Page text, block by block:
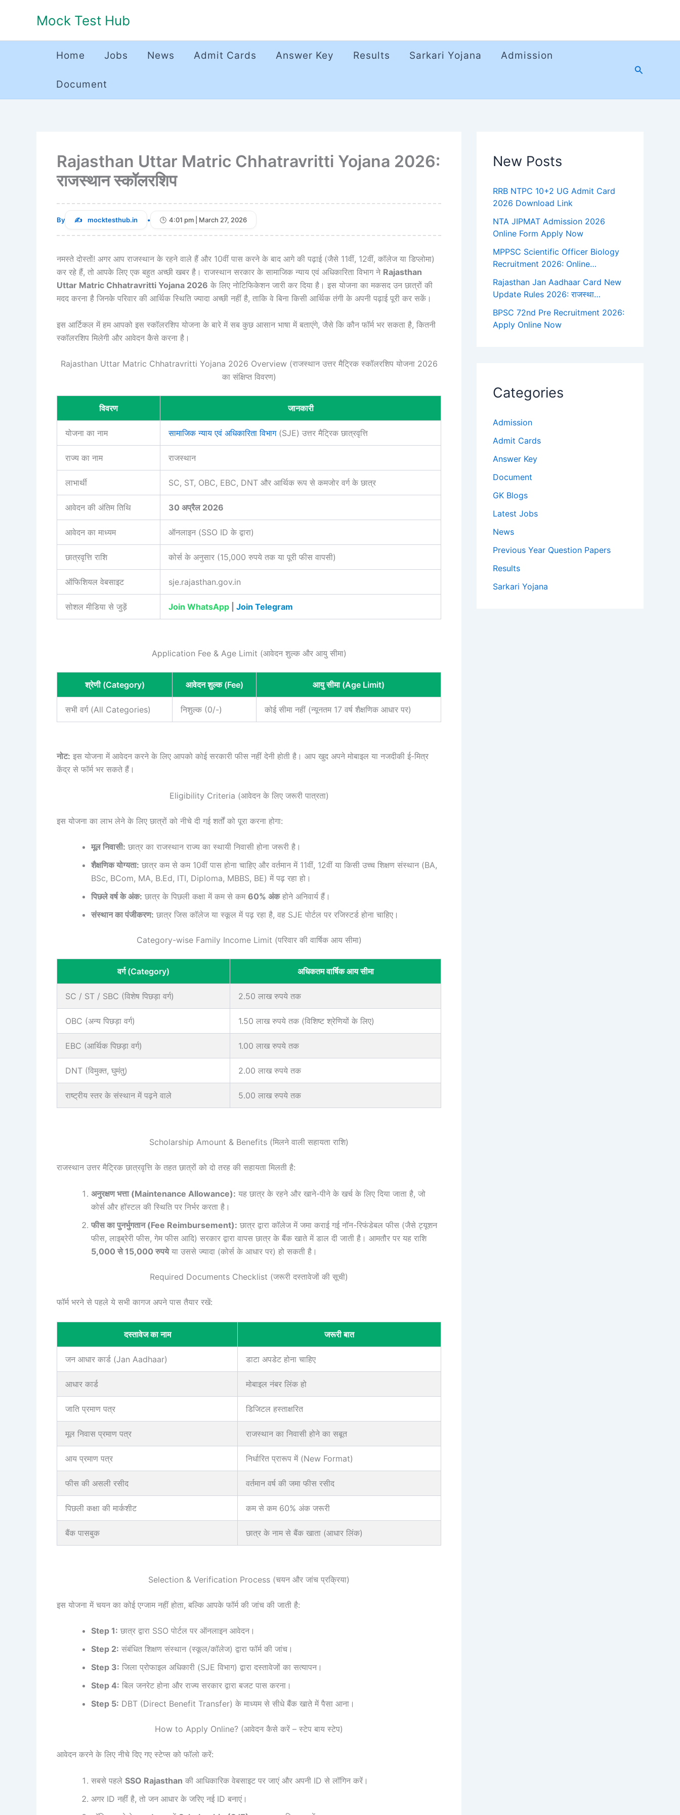
Mock Test Hub
Home Jobs News Admit Cards Answer Key Results Sarkari Yojana Admission
Document
Search
Rajasthan Uttar Matric Chhatravritti Yojana 2026:
राजस्थान स्कॉलरशिप
By mocktesthub.in • 4:01 pm | March 27, 2026
नमस्ते दोस्तों! अगर आप राजस्थान के रहने वाले हैं और 10वीं पास करने के बाद आगे की पढ़ाई (जैसे 11वीं, 12वीं, कॉलेज या डिप्लोमा)
कर रहे हैं, तो आपके लिए एक बहुत अच्छी खबर है। राजस्थान सरकार के सामाजिक न्याय एवं अधिकारिता विभाग ने Rajasthan
Uttar Matric Chhatravritti Yojana 2026 के लिए नोटिफिकेशन जारी कर दिया है। इस योजना का मकसद उन छात्रों की
मदद करना है जिनके परिवार की आर्थिक स्थिति ज्यादा अच्छी नहीं है, ताकि वे बिना किसी आर्थिक तंगी के अपनी पढ़ाई पूरी कर सकें।
इस आर्टिकल में हम आपको इस स्कॉलरशिप योजना के बारे में सब कुछ आसान भाषा में बताएंगे, जैसे कि कौन फॉर्म भर सकता है, कितनी
स्कॉलरशिप मिलेगी और आवेदन कैसे करना है।
Rajasthan Uttar Matric Chhatravritti Yojana 2026 Overview (राजस्थान उत्तर मैट्रिक स्कॉलरशिप योजना 2026
का संक्षिप्त विवरण)
विवरण जानकारी
योजना का नाम सामाजिक न्याय एवं अधिकारिता विभाग(SJE) उत्तर मैट्रिक छात्रवृत्ति
राज्य का नाम राजस्थान
लाभार्थी SC, ST, OBC, EBC, DNT और आर्थिक रूप से कमजोर वर्ग के छात्र
आवेदन की अंतिम तिथि 30 अप्रैल 2026
आवेदन का माध्यम ऑनलाइन (SSO ID के द्वारा)
छात्रवृत्ति राशि कोर्स के अनुसार (15,000 रुपये तक या पूरी फीस वापसी)
ऑफिशियल वेबसाइट sje.rajasthan.gov.in
सोशल मीडिया से जुड़ें Join WhatsApp Join Telegram
Application Fee & Age Limit (आवेदन शुल्क और आयु सीमा)
श्रेणी (Category) आवेदन शुल्क (Fee) आयु सीमा (Age Limit)
सभी वर्ग (All Categories) निशुल्क (0/-) कोई सीमा नहीं (न्यूनतम 17 वर्ष शैक्षणिक आधार पर)
नोट: इस योजना में आवेदन करने के लिए आपको कोई सरकारी फीस नहीं देनी होती है। आप खुद अपने मोबाइल या नजदीकी ई-मित्र
केंद्र से फॉर्म भर सकते हैं।
Eligibility Criteria (आवेदन के लिए जरूरी पात्रता)
इस योजना का लाभ लेने के लिए छात्रों को नीचे दी गई शर्तों को पूरा करना होगा:
मूल निवासी: छात्र का राजस्थान राज्य का स्थायी निवासी होना जरूरी है।
शैक्षणिक योग्यता: छात्र कम से कम 10वीं पास होना चाहिए और वर्तमान में 11वीं, 12वीं या किसी उच्च शिक्षण संस्थान (BA,
BSc, BCom, MA, B.Ed, ITI, Diploma, MBBS, BE) में पढ़ रहा हो।
पिछले वर्ष के अंक: छात्र के पिछली कक्षा में कम से कम 60% अंकहोने अनिवार्य हैं।
संस्थान का पंजीकरण: छात्र जिस कॉलेज या स्कूल में पढ़ रहा है, वह SJE पोर्टल पर रजिस्टर्ड होना चाहिए।
Category-wise Family Income Limit (परिवार की वार्षिक आय सीमा)
वर्ग (Category) अधिकतम वार्षिक आय सीमा
SC / ST / SBC (विशेष पिछड़ा वर्ग) 2.50 लाख रुपये तक
OBC (अन्य पिछड़ा वर्ग) 1.50 लाख रुपये तक (विशिष्ट श्रेणियों के लिए)
EBC (आर्थिक पिछड़ा वर्ग) 1.00 लाख रुपये तक
DNT (विमुक्त, घुमंतु) 2.00 लाख रुपये तक
राष्ट्रीय स्तर के संस्थान में पढ़ने वाले 5.00 लाख रुपये तक
Scholarship Amount & Benefits (मिलने वाली सहायता राशि)
राजस्थान उत्तर मैट्रिक छात्रवृत्ति के तहत छात्रों को दो तरह की सहायता मिलती है:
अनुरक्षण भत्ता (Maintenance Allowance): यह छात्र के रहने और खाने-पीने के खर्च के लिए दिया जाता है, जो
कोर्स और हॉस्टल की स्थिति पर निर्भर करता है।
फीस का पुनर्भुगतान (Fee Reimbursement): छात्र द्वारा कॉलेज में जमा कराई गई नॉन-रिफंडेबल फीस (जैसे ट्यूशन
फीस, लाइब्रेरी फीस, गेम फीस आदि) सरकार द्वारा वापस छात्र के बैंक खाते में डाल दी जाती है। आमतौर पर यह राशि
5,000 से 15,000 रुपयेया उससे ज्यादा (कोर्स के आधार पर) हो सकती है।
Required Documents Checklist (जरूरी दस्तावेजों की सूची)
फॉर्म भरने से पहले ये सभी कागज अपने पास तैयार रखें:
दस्तावेज का नाम जरूरी बात
जन आधार कार्ड (Jan Aadhaar) डाटा अपडेट होना चाहिए
आधार कार्ड मोबाइल नंबर लिंक हो
जाति प्रमाण पत्र डिजिटल हस्ताक्षरित
मूल निवास प्रमाण पत्र राजस्थान का निवासी होने का सबूत
आय प्रमाण पत्र निर्धारित प्रारूप में (New Format)
फीस की असली रसीद वर्तमान वर्ष की जमा फीस रसीद
पिछली कक्षा की मार्कशीट कम से कम 60% अंक जरूरी
बैंक पासबुक छात्र के नाम से बैंक खाता (आधार लिंक)
Selection & Verification Process (चयन और जांच प्रक्रिया)
इस योजना में चयन का कोई एग्जाम नहीं होता, बल्कि आपके फॉर्म की जांच की जाती है:
Step 1: छात्र द्वारा SSO पोर्टल पर ऑनलाइन आवेदन।
Step 2: संबंधित शिक्षण संस्थान (स्कूल/कॉलेज) द्वारा फॉर्म की जांच।
Step 3: जिला प्रोफाइल अधिकारी (SJE विभाग) द्वारा दस्तावेजों का सत्यापन।
Step 4: बिल जनरेट होना और राज्य सरकार द्वारा बजट पास करना।
Step 5: DBT (Direct Benefit Transfer) के माध्यम से सीधे बैंक खाते में पैसा आना।
How to Apply Online? (आवेदन कैसे करें – स्टेप बाय स्टेप)
आवेदन करने के लिए नीचे दिए गए स्टेप्स को फॉलो करें:
सबसे पहले SSO Rajasthan की आधिकारिक वेबसाइट पर जाएं और अपनी ID से लॉगिन करें।
अगर ID नहीं है, तो जन आधार के जरिए नई ID बनाएं।
New Posts
RRB NTPC 10+2 UG Admit Card
2026 Download Link
NTA JIPMAT Admission 2026
Online Form Apply Now
MPPSC Scientific Officer Biology
Recruitment 2026: Online…
Rajasthan Jan Aadhaar Card New
Update Rules 2026: राजस्था…
BPSC 72nd Pre Recruitment 2026:
Apply Online Now
Categories
Admission
Admit Cards
Answer Key
Document
GK Blogs
Latest Jobs
News
Previous Year Question Papers
Results
Sarkari Yojana